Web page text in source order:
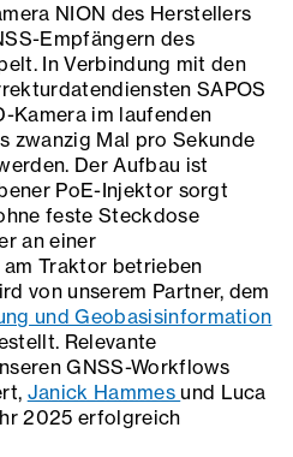
NION des Herstellers
Empfängern des
In Verbindung mit den
SAPOS
Kamera im laufenden
zwanzig Mal pro Sekunde
Der Aufbau ist
PoE-Injektor sorgt
feste Steckdose
an einer
Traktor betrieben
von unserem Partner, dem
und Geobasisinformation
Relevante
GNSS-Workflows
Janick Hammes und Luca
2025 erfolgreich